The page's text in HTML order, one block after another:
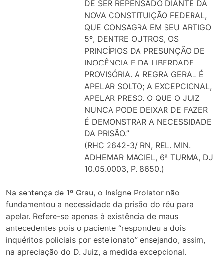
DE SER REPENSADO DIANTE DA
NOVA CONSTITUIÇÃO FEDERAL,
QUE CONSAGRA EM SEU ARTIGO
5º, DENTRE OUTROS, OS
PRINCÍPIOS DA PRESUNÇÃO DE
INOCÊNCIA E DA LIBERDADE
PROVISÓRIA. A REGRA GERAL É
APELAR SOLTO; A EXCEPCIONAL,
APELAR PRESO. O QUE O JUIZ
NUNCA PODE DEIXAR DE FAZER
É DEMONSTRAR A NECESSIDADE
DA PRISÃO.”
(RHC 2642-3/ RN, REL. MIN.
ADHEMAR MACIEL, 6ª TURMA, DJ
10.05.0003, P. 8650.)
Na sentença de 1º Grau, o Insígne Prolator não
fundamentou a necessidade da prisão do réu para
apelar. Refere-se apenas à existência de maus
antecedentes pois o paciente “respondeu a dois
inquéritos policiais por estelionato” ensejando, assim,
na apreciação do D. Juiz, a medida excepcional.